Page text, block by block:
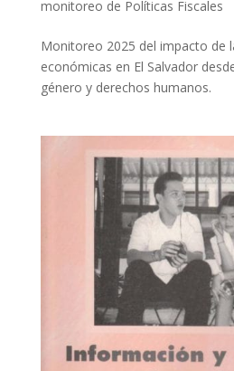
monitoreo de Políticas Fiscales
Monitoreo 2025 del impacto de
económicas en El Salvador
género y derechos humanos.